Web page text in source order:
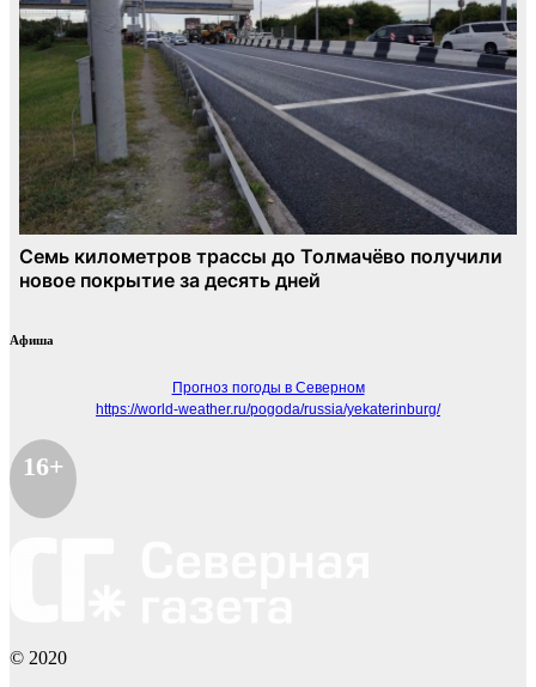
Афиша
Прогноз погоды в Северном
https://world-weather.ru/pogoda/russia/yekaterinburg/
16+
© 2020